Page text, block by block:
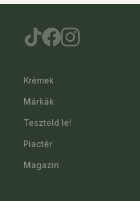
Krémek
Márkák
Teszteld le!
Piactér
Magazin